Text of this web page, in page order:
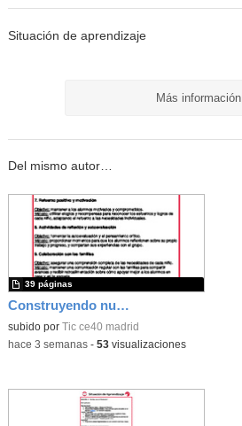
Situación de aprendizaje
Más información
Del mismo autor…
Construyendo nuestro parque de atracciones
subido por Tic ce40 madrid
39 páginas
-hace 3 semanas- 53visualizaciones